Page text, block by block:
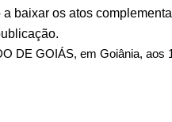
baixar os atos
DE GOIÁS, em Goiânia, aos